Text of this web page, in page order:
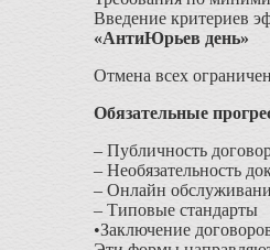
Введение критериев
«АнтиЮрьев день»
Отмена всех
Обязательные
– Публичность
– Необязательность
– Онлайн
– Типовые стандарты
•Заключение